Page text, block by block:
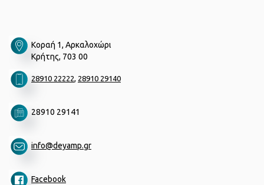
Κοραή 1, Αρκαλοχώρι
Κρήτης, 703 00
28910 22222, 28910 29140
28910 29141
info@deyamp.gr
Facebook